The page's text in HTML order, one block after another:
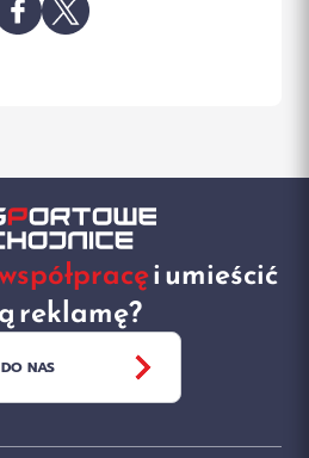
i umieścić
reklamę?
NAS